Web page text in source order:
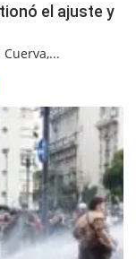
el ajuste y